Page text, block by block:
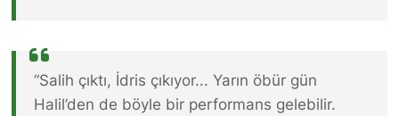
“Salih çıktı, İdris çıkıyor... Yarın öbür gün
Halil’den de böyle bir performans gelebilir.